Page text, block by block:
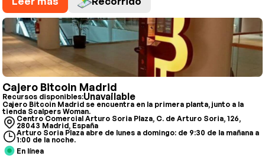
Cajero Bitcoin Madrid
Recursos disponibles:Unavailable
Cajero Bitcoin Madrid se encuentra en la primera planta, junto a la
tienda Scalpers Woman.
Centro Comercial Arturo Soria Plaza, C. de Arturo Soria, 126,
28043 Madrid, España
Arturo Soria Plaza abre de lunes a domingo: de 9:30 de la mañana a
1:00 de la noche.
En línea